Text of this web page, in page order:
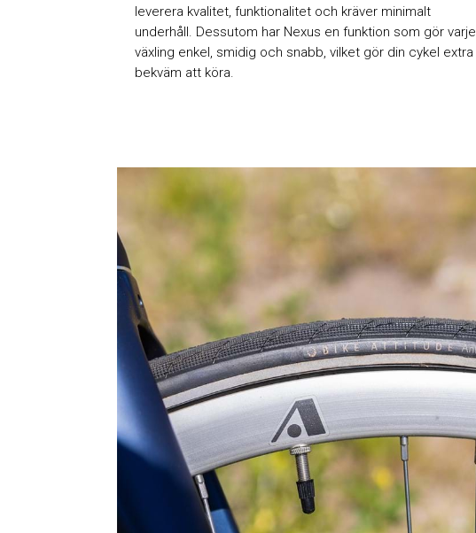
leverera kvalitet, funktionalitet och kräver minimalt
underhåll. Dessutom har Nexus en funktion som gör varje
växling enkel, smidig och snabb, vilket gör din cykel extra
bekväm att köra.